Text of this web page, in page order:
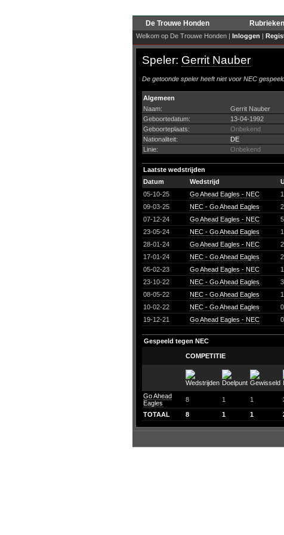
De Trouwe Honden Rubrieken
Welkom op De Trouwe Honden | Inloggen |
Speler: Gerrit Nauber
De getoonde speler heeft niet voor NEC
Algemeen
Naam:
Gerrit Nauber
Geboortedatum:
13-04-1992
Geboorteplaats:
Onbekend
Nationaliteit:
DE
Linie:
Onbekend
Laatste wedstrijden
Datum
Wedstrijd
05-10-25
Go Ahead Eagles - NEC
09-03-25
NEC - Go Ahead Eagles
07-12-24
Go Ahead Eagles - NEC
23-05-24
NEC - Go Ahead Eagles
28-01-24
Go Ahead Eagles - NEC
17-01-24
NEC - Go Ahead Eagles
05-02-23
Go Ahead Eagles - NEC
23-10-22
NEC - Go Ahead Eagles
08-05-22
NEC - Go Ahead Eagles
10-02-22
NEC - Go Ahead Eagles
19-12-21
Go Ahead Eagles - NEC
Gespeeld tegen NEC
COMPETITIE
Go Ahead
Eagles
8 1 1
TOTAAL 8 1 1